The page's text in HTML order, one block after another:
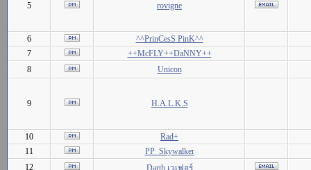
5 rovigne
6
^^PrinCesS PinK^^
7
++McFLY++DaNNY++
8
Unicon
9 H.A.L.K.S
10
Rad+
11
PP_Skywalker
12
Darth เวเฟอร์